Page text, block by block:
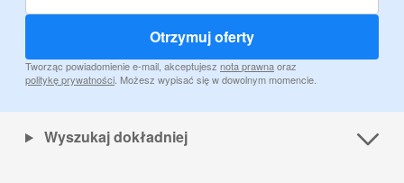
Otrzymuj oferty
Tworząc powiadomienie e-mail, akceptujesz nota prawnaoraz
politykę prywatności. Możesz wypisać się w dowolnym momencie.
Wyszukaj dokładniej